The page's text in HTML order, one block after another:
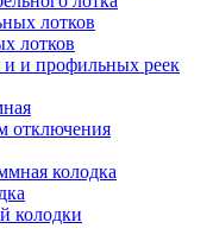
лотков
лотков
и профильных реек
отключения
колодка
колодки